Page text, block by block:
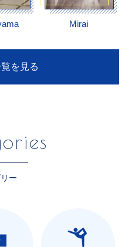
Mirai
を見る
ー